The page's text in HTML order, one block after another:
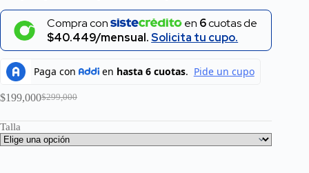
Compra con en 6cuotas de
$40.449/mensual.Solicita tu cupo.
$299,000
El
era:
$199,000El
es:
Talla